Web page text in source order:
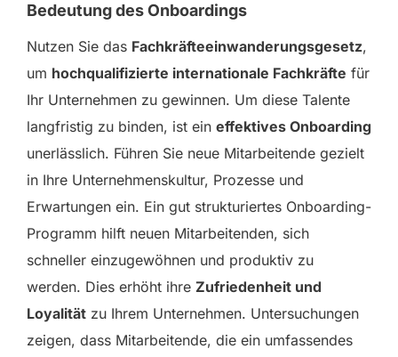
Bedeutung des Onboardings
Nutzen Sie das Fachkräfteeinwanderungsgesetz,
um hochqualifizierte internationale Fachkräfte für
Ihr Unternehmen zu gewinnen. Um diese Talente
langfristig zu binden, ist ein effektives Onboarding
unerlässlich. Führen Sie neue Mitarbeitende gezielt
in Ihre Unternehmenskultur, Prozesse und
Erwartungen ein. Ein gut strukturiertes Onboarding-
Programm hilft neuen Mitarbeitenden, sich
schneller einzugewöhnen und produktiv zu
werden. Dies erhöht ihre Zufriedenheit und
Loyalität zu Ihrem Unternehmen. Untersuchungen
zeigen, dass Mitarbeitende, die ein umfassendes